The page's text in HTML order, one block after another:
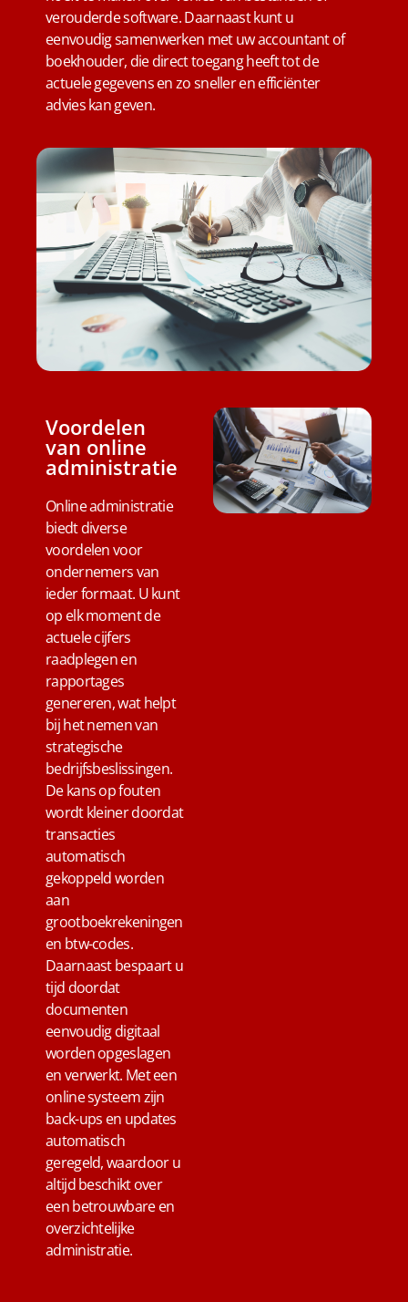
verouderde software. Daarnaast kunt u
eenvoudig samenwerken met uw accountant of
boekhouder, die direct toegang heeft tot de
actuele gegevens en zo sneller en efficiënter
advies kan geven.
Voordelen
van online
administratie
Online administratie
biedt diverse
voordelen voor
ondernemers van
ieder formaat. U kunt
op elk moment de
actuele cijfers
raadplegen en
rapportages
genereren, wat helpt
bij het nemen van
strategische
bedrijfsbeslissingen.
De kans op fouten
wordt kleiner doordat
transacties
automatisch
gekoppeld worden
aan
grootboekrekeningen
en btw-codes.
Daarnaast bespaart u
tijd doordat
documenten
eenvoudig digitaal
worden opgeslagen
en verwerkt. Met een
online systeem zijn
back-ups en updates
automatisch
geregeld, waardoor u
altijd beschikt over
een betrouwbare en
overzichtelijke
administratie.